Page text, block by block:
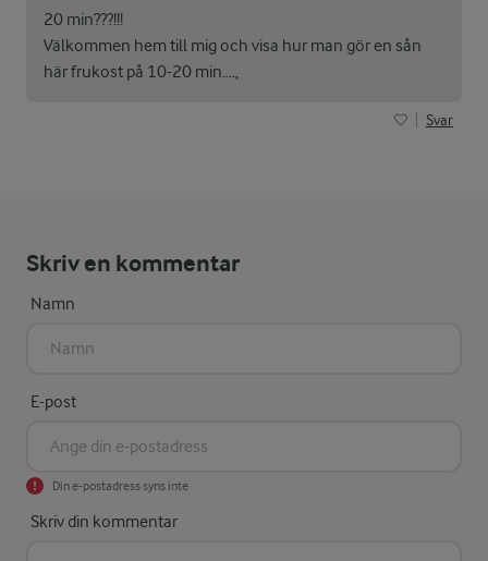
20 min???!!!
Välkommen hem till mig och visa hur man gör en sån
här frukost på 10-20 min….,
Svar
Skriv en kommentar
Namn
E-post
Din e-postadress syns inte
Skriv din kommentar